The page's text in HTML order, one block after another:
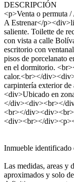
DESCRIPCIÓN
<p>Venta o permuta
A Estrenar</
saliente. Toilette de
con vista a calle
escritorio con
pisos de porcelanato
en el dormitorio.
calor.<br></
carpintería exterior
<div>Ubicado en
</div><div><br></
<br></
<div><br></
Inmueble
Las medidas, areas y
aproximados y solo